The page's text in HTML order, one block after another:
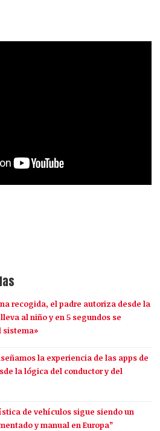
recogida, el padre autoriza desde la
al niño y en 5 segundos se
sistema»
la experiencia de las apps de
la lógica del conductor y del
de vehículos sigue siendo un
y manual en Europa”